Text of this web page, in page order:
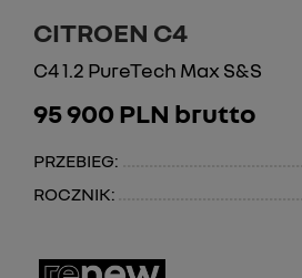
CITROEN C4
C4 1.2 PureTech Max S&S
95 900 PLN brutto
PRZEBIEG:
ROCZNIK: